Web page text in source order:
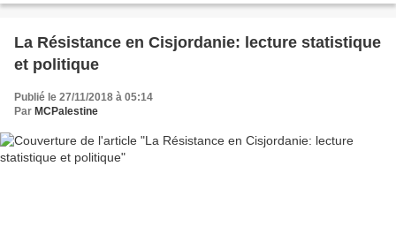
La Résistance en Cisjordanie: lecture statistique
et politique
Publié le 27/11/2018 à 05:14
Par MCPalestine